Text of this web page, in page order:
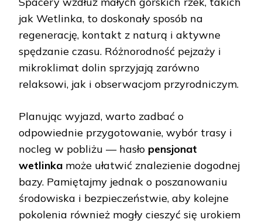
jak Wetlinka, to doskonały sposób na
regenerację, kontakt z naturą i aktywne
spędzanie czasu. Różnorodność pejzaży i
mikroklimat dolin sprzyjają zarówno
relaksowi, jak i obserwacjom przyrodniczym.
Planując wyjazd, warto zadbać o
odpowiednie przygotowanie, wybór trasy i
nocleg w pobliżu — hasło pensjonat
wetlinka może ułatwić znalezienie dogodnej
bazy. Pamiętajmy jednak o poszanowaniu
środowiska i bezpieczeństwie, aby kolejne
pokolenia również mogły cieszyć się urokiem